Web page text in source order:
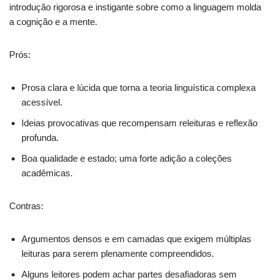
introdução rigorosa e instigante sobre como a linguagem molda
a cognição e a mente.
Prós:
Prosa clara e lúcida que torna a teoria linguística complexa
acessível.
Ideias provocativas que recompensam releituras e reflexão
profunda.
Boa qualidade e estado; uma forte adição a coleções
acadêmicas.
Contras:
Argumentos densos e em camadas que exigem múltiplas
leituras para serem plenamente compreendidos.
Alguns leitores podem achar partes desafiadoras sem